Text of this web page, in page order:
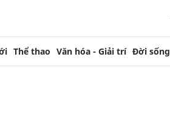
Thể thao Văn hóa - Giải trí Đời sống